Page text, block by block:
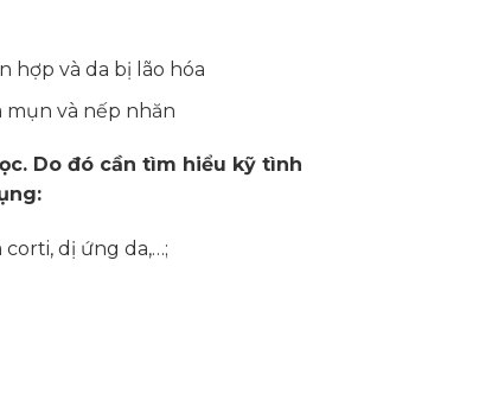
hợp và da bị lão hóa
và nếp nhăn
Do đó cần tìm hiểu kỹ tình
dị ứng da,…;